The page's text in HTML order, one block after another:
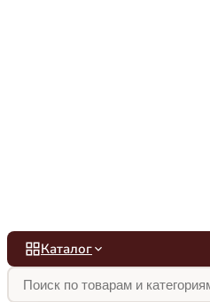
Каталог